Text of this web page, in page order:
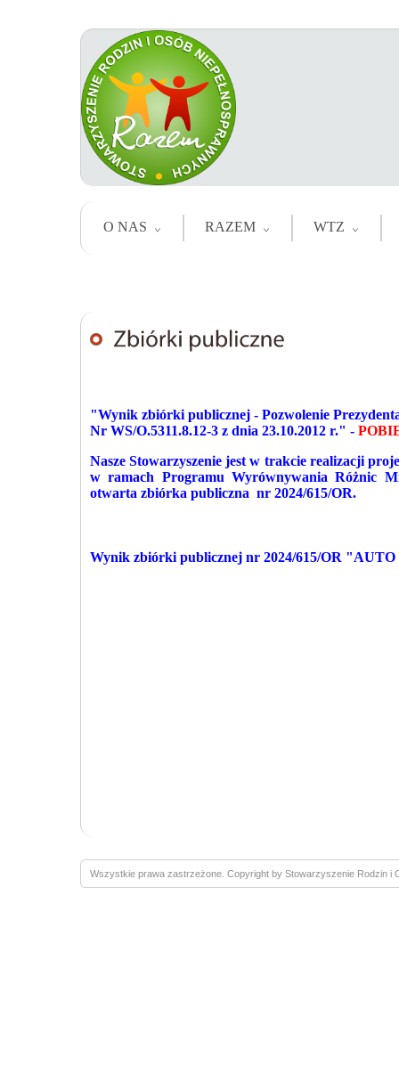
O NAS RAZEM WTZ
"Wynik zbiórki publicznej - Pozwolenie
Nr WS/O.5311.8.12-3 z dnia 23.10.2012 r." -
Nasze Stowarzyszenie jest w trakcie realizacji
w ramach Programu Wyrównywania Różnic
otwarta zbiórka publiczna nr 2024/615/OR.
Wynik zbiórki publicznej nr 2024/615/OR
Wszystkie prawa zastrzeżone. Copyright by Stowarzyszenie Rodzin i